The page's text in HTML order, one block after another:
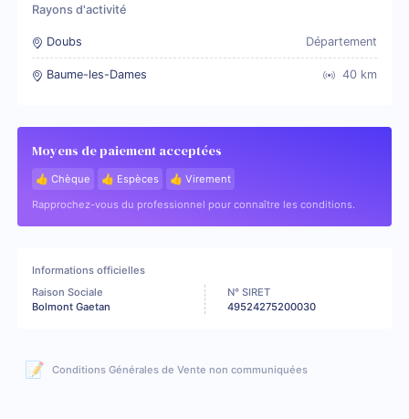
Rayons d'activité
Doubs Département
Baume-les-Dames 40 km
Moyens de paiement acceptées
👍 Chèque 👍 Espèces
👍 Virement
Rapprochez-vous du professionnel pour connaître les conditions.
Informations officielles
Raison Sociale
Bolmont Gaetan
N° SIRET
49524275200030
📝 Conditions Générales de Vente non communiquées